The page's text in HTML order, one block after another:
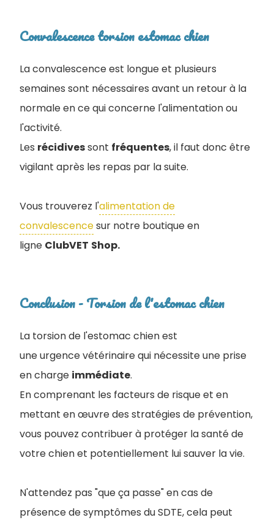
Convalescence torsion estomac chien
La convalescence est longue et plusieurs
semaines sont nécessaires avant un retour à la
normale en ce qui concerne l'alimentation ou
l'activité.
Les récidivessont fréquentes, il faut donc être
vigilant après les repas par la suite.
Vous trouverez l'alimentation de
convalescencesur notre boutique en
ligne ClubVET Shop.
Conclusion - Torsion de l'estomac chien
La torsion de l'estomac chien est
une urgence vétérinaire qui nécessite une prise
en charge immédiate.
En comprenant les facteurs de risque et en
mettant en œuvre des stratégies de prévention,
vous pouvez contribuer à protéger la santé de
votre chien et potentiellement lui sauver la vie.
N'attendez pas "que ça passe" en cas de
présence de symptômes du SDTE, cela peut